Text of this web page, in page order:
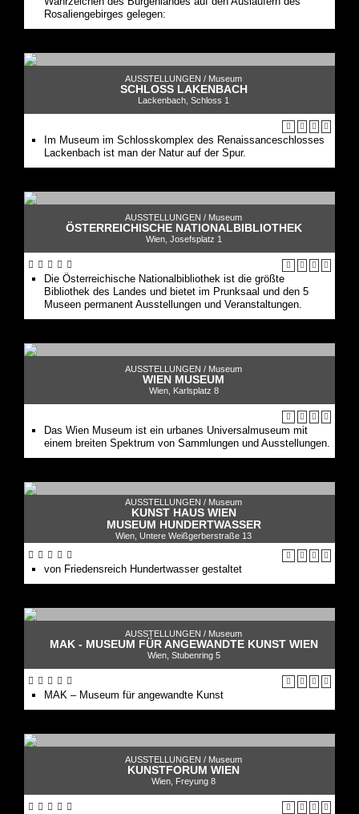
Rosaliengebirges gelegen:
AUSSTELLUNGEN / Museum
SCHLOSS LAKENBACH
Lackenbach, Schloss 1
Im Museum im Schlosskomplex des Renaissanceschlosses
Lackenbach ist man der Natur auf der Spur.
AUSSTELLUNGEN / Museum
ÖSTERREICHISCHE NATIONALBIBLIOTHEK
Wien, Josefsplatz 1
Die Österreichische Nationalbibliothek ist die größte
Bibliothek des Landes und bietet im Prunksaal und den 5
Museen permanent Ausstellungen und Veranstaltungen.
AUSSTELLUNGEN / Museum
WIEN MUSEUM
Wien, Karlsplatz 8
Das Wien Museum ist ein urbanes Universalmuseum mit
einem breiten Spektrum von Sammlungen und Ausstellungen.
AUSSTELLUNGEN / Museum
KUNST HAUS WIEN
MUSEUM HUNDERTWASSER
Wien, Untere Weißgerberstraße 13
von Friedensreich Hundertwasser gestaltet
AUSSTELLUNGEN / Museum
MAK - MUSEUM FÜR ANGEWANDTE KUNST WIEN
Wien, Stubenring 5
MAK – Museum für angewandte Kunst
AUSSTELLUNGEN / Museum
KUNSTFORUM WIEN
Wien, Freyung 8